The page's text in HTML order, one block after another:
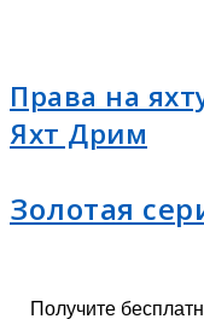
Права на
Яхт Дрим
Золотая
Получите